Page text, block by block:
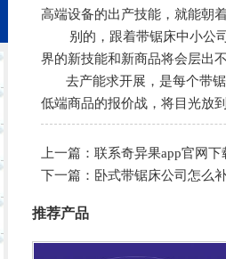
高端设备的出产技能，就能朝
别的，跟着带锯床中小公司
界的新技能和新商品将会层出
去产能求开展，是每个带锯
低端商品的报价战，将目光放
上一篇： 联系奇异果app官网下
下一篇： 卧式带锯床公司怎么
推荐产品